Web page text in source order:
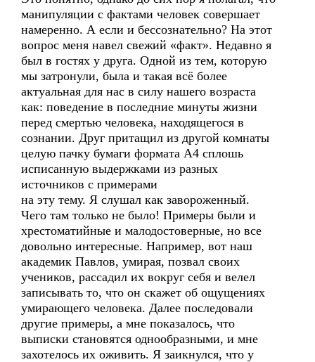
манипуляции с фактами человек совершает
намеренно. А если и бессознательно? На этот
вопрос меня навел свежий «факт». Недавно я
был в гостях у друга. Одной из тем, которую
мы затронули, была и такая всё более
актуальная для нас в силу нашего возраста
как: поведение в последние минуты жизни
перед смертью человека, находящегося в
сознании. Друг притащил из другой комнаты
целую пачку бумаги формата А4 сплошь
исписанную выдержками из разных
источников с примерами
на эту тему. Я слушал как завороженный.
Чего там только не было! Примеры были и
хрестоматийные и малодостоверные, но все
довольно интересные. Например, вот наш
академик Павлов, умирая, позвал своих
учеников, рассадил их вокруг себя и велел
записывать то, что он скажет об ощущениях
умирающего человека. Далее последовали
другие примеры, а мне показалось, что
выписки становятся однообразными, и мне
захотелось их оживить. Я заикнулся, что у